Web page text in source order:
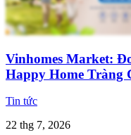
Vinhomes Market:
Happy Home Tràng
Tin tức
22 thg 7, 2026